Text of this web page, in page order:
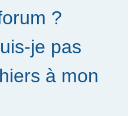
?
je pas
à mon